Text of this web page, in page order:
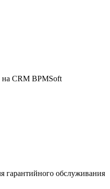
на CRM BPMSoft
гарантийного обслуживания